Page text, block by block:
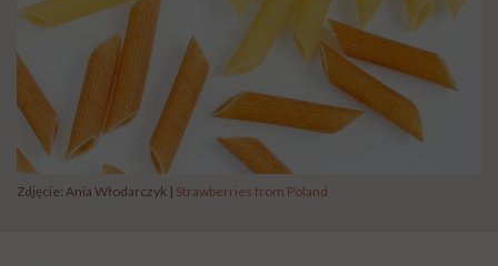
Zdjęcie: Ania Włodarczyk | Strawberries from Poland